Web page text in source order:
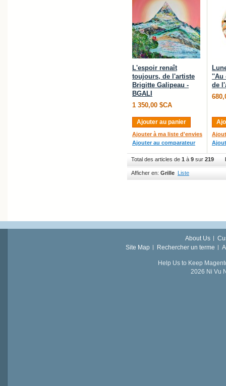
L'espoir renaît
toujours, de l'artiste
Brigitte Galipeau -
BGALI
1 350,00 $CA
Ajouter au panier
Ajouter à ma liste d'envies
Ajouter au comparateur
''Au
de
Total des articles de 1 à 9 sur 219
Afficher en: Grille Liste
About Us
Site Map
Rechercher un terme
Help Us to Keep
2026 Ni Vu